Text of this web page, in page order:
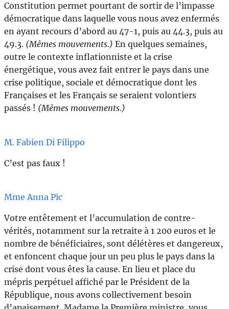
Constitution permet pourtant de sortir de l’impasse
démocratique dans laquelle vous nous avez enfermés
en ayant recours d’abord au 47-1, puis au 44.3, puis au
49.3. (Mêmes mouvements.) En quelques semaines,
outre le contexte inflationniste et la crise
énergétique, vous avez fait entrer le pays dans une
crise politique, sociale et démocratique dont les
Françaises et les Français se seraient volontiers
passés ! (Mêmes mouvements.)
M. Fabien Di Filippo
C’est pas faux !
Mme Anna Pic
Votre entêtement et l’accumulation de contre-
vérités, notamment sur la retraite à 1 200 euros et le
nombre de bénéficiaires, sont délétères et dangereux,
et enfoncent chaque jour un peu plus le pays dans la
crise dont vous êtes la cause. En lieu et place du
mépris perpétuel affiché par le Président de la
République, nous avons collectivement besoin